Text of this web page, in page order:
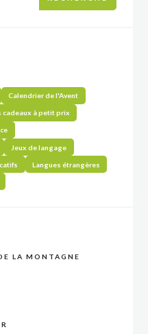
Calendrier de l'Avent
cadeaux à petit prix
Jeux de langage
Langues étrangères
LA MONTAGNE